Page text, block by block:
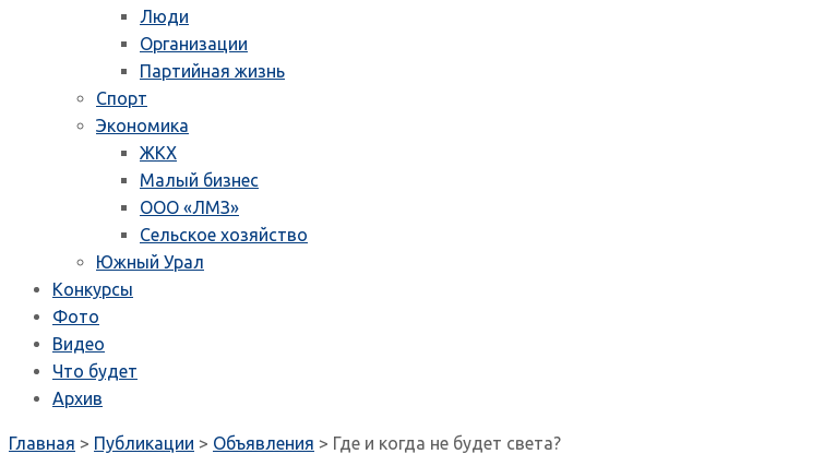
Люди
Организации
Партийная жизнь
Спорт
Экономика
ЖКХ
Малый бизнес
ООО «ЛМЗ»
Сельское хозяйство
Южный Урал
Конкурсы
Фото
Видео
Что будет
Архив
Главная > Публикации > Объявления > Где и когда не будет света?